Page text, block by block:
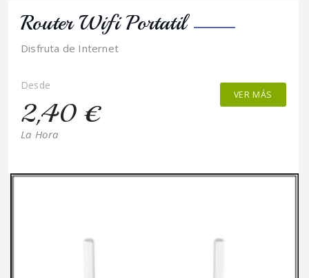
Router Wifi Portatil
Disfruta de Internet
Desde
2,40 €
La Hora
VER MÁS